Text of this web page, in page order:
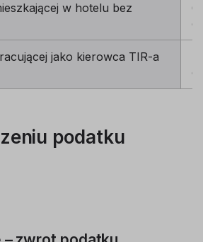
w hotelu bez
jako kierowca TIR-a
podatku